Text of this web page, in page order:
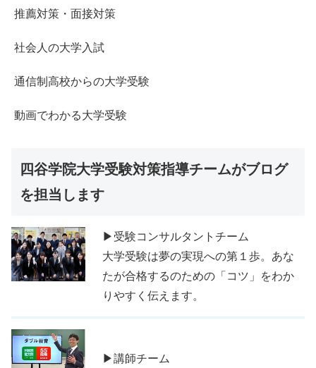
推薦対策・面接対策
社会人の大学入試
通信制高校からの大学受験
動画でわかる大学受験
四谷学院大学受験対策指導チームがブログ
を担当します
▶受験コンサルタントチーム
大学受験は夢の実現への第１歩。あな
たが合格するのための「コツ」をわか
りやすく伝えます。
▶講師チーム